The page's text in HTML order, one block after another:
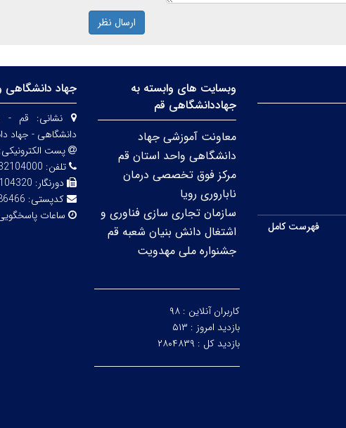
ارسال نظر
فهرست کامل
وبسایت های وابسته به
جهاددانشگاهی قم
معاونت آموزشی جهاد
دانشگاهی واحد استان قم
مرکز فوق تخصصی درمان
ناباروری رویا
سازمان تجاری سازی فناوری و
اشتغال دانش بنیان شعبه قم
جشنواره ملی مهدویت
کاربران آنلاین : ۹۸
بازدید امروز : ۵۱۳
بازدید کل : ۲۸۰۴۸۳۹
جهاد دانشگاهی
نشانی: قم -
دانشگاهی - جهاد
پست الکترونیکی:
تلفن:
دورنگار:
کدپستی:
ساعات